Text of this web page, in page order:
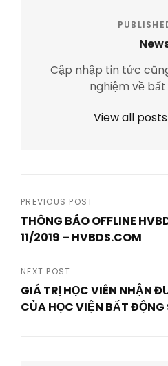
Cập nhập tin tức
nghiệm về bất
View all
Post
navigation
PREVIOUS POST
THÔNG BÁO OFFLINE
11/2019 – HVBDS.COM
Post
NEXT POST
GIÁ TRỊ HỌC VIÊN NHẬN
CỦA HỌC VIỆN BẤT